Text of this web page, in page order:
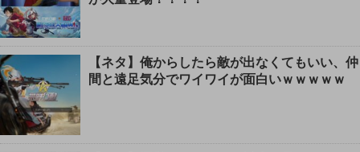
【ネタ】俺からしたら敵が出なくてもいい、仲
間と遠足気分でワイワイが面白いｗｗｗｗｗ